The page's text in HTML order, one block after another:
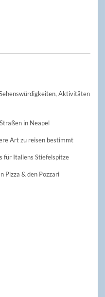
Aktivitäten
in Neapel
Art zu reisen bestimmt
für Italiens Stiefelspitze
Pizza & den Pozzari